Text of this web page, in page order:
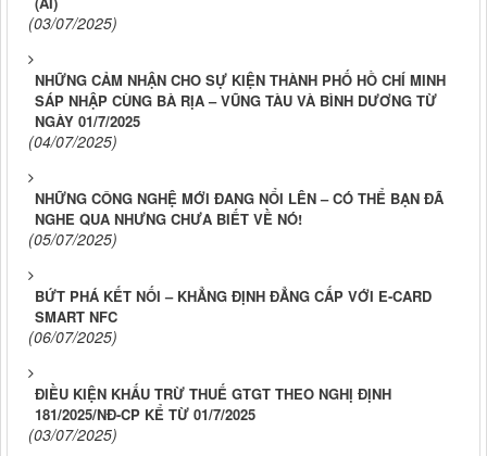
(03/07/2025)
NHỮNG CẢM NHẬN CHO SỰ KIỆN THÀNH PHỐ HỒ CHÍ MINH
SÁP NHẬP CÙNG BÀ RỊA – VŨNG TÀU VÀ BÌNH DƯƠNG TỪ
NGÀY 01/7/2025
(04/07/2025)
NHỮNG CÔNG NGHỆ MỚI ĐANG NỔI LÊN – CÓ THỂ BẠN ĐÃ
NGHE QUA NHƯNG CHƯA BIẾT VỀ NÓ!
(05/07/2025)
BỨT PHÁ KẾT NỐI – KHẲNG ĐỊNH ĐẲNG CẤP VỚI E-CARD
SMART NFC
(06/07/2025)
ĐIỀU KIỆN KHẤU TRỪ THUẾ GTGT THEO NGHỊ ĐỊNH
181/2025/NĐ-CP KỂ TỪ 01/7/2025
(03/07/2025)